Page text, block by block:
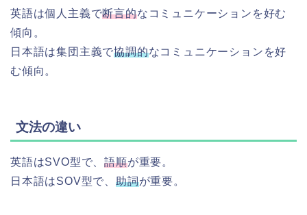
英語は個人主義で断言的なコミュニケーションを好む
傾向。
日本語は集団主義で協調的なコミュニケーションを好
む傾向。
文法の違い
英語はSVO型で、語順が重要。
日本語はSOV型で、 助詞が重要。